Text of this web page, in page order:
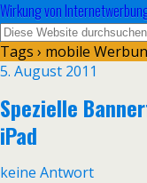
Wirkung von
Tags › mobile
5. August 2011
Spezielle
iPad
keine Antwort